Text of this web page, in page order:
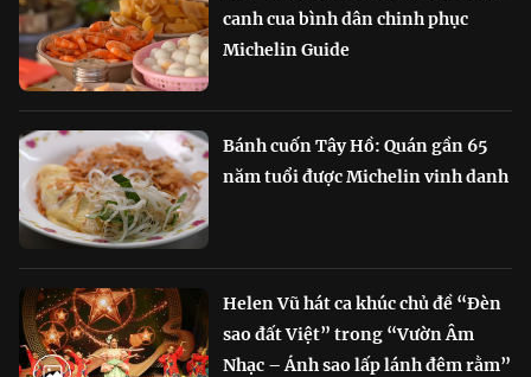
canh cua bình dân chinh phục
Michelin Guide
Bánh cuốn Tây Hồ: Quán gần 65
năm tuổi được Michelin vinh danh
Helen Vũ hát ca khúc chủ đề “Đèn
sao đất Việt” trong “Vườn Âm
Nhạc – Ánh sao lấp lánh đêm rằm”